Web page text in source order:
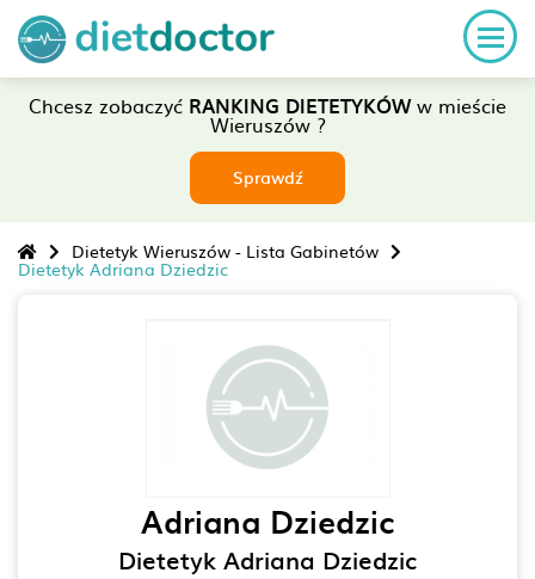
Chcesz zobaczyć RANKING DIETETYKÓWw mieście
Wieruszów ?
Sprawdź
Dietetyk Wieruszów - Lista Gabinetów
Dietetyk Adriana Dziedzic
Adriana Dziedzic
Dietetyk Adriana Dziedzic